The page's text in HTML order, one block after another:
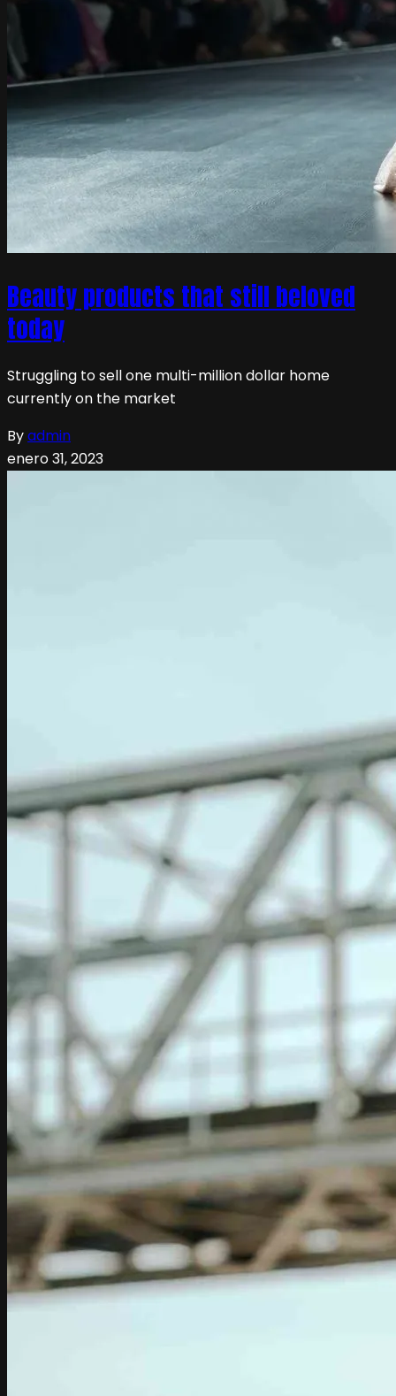
Beauty products that still beloved
today
Struggling to sell one multi-million dollar home
currently on the market
Byadmin
enero 31, 2023